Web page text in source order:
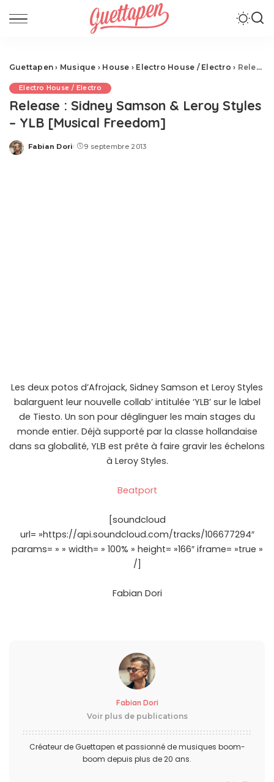
Guettapen › Musique › House › Electro House / Electro › Release : Sidney Samson & Leroy Styles – YLB [Musical Freedom]
Electro House / Electro
Release : Sidney Samson & Leroy Styles
– YLB [Musical Freedom]
Posted
Fabian Dori 9 septembre 2013
Les deux potos d’Afrojack, Sidney Samson et Leroy Styles
balarguent leur nouvelle collab’ intitulée ‘YLB’ sur le label
de Tiesto. Un son pour déglinguer les main stages du
monde entier. Déjà supporté par la classe hollandaise
dans sa globalité, YLB est prête à faire gravir les échelons
à Leroy Styles.
Beatport
[soundcloud
url= »https://api.soundcloud.com/tracks/106677294″
params= » » width= » 100% » height= »166″ iframe= »true »
/]
Fabian Dori
Fabian Dori
Voir plus de publications
Créateur de Guettapen et passionné de musiques boom-
boom depuis plus de 20 ans.